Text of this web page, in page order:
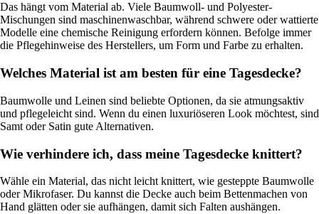
Das hängt vom Material ab. Viele Baumwoll- und Polyester-
Mischungen sind maschinenwaschbar, während schwere oder wattierte
Modelle eine chemische Reinigung erfordern können. Befolge immer
die Pflegehinweise des Herstellers, um Form und Farbe zu erhalten.
Welches Material ist am besten für eine Tagesdecke?
Baumwolle und Leinen sind beliebte Optionen, da sie atmungsaktiv
und pflegeleicht sind. Wenn du einen luxuriöseren Look möchtest, sind
Samt oder Satin gute Alternativen.
Wie verhindere ich, dass meine Tagesdecke knittert?
Wähle ein Material, das nicht leicht knittert, wie gesteppte Baumwolle
oder Mikrofaser. Du kannst die Decke auch beim Bettenmachen von
Hand glätten oder sie aufhängen, damit sich Falten aushängen.